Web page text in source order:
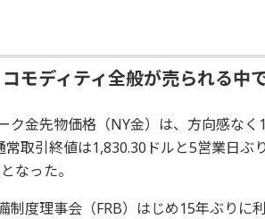
モディティ全般が売られる中
ク金先物価格（NY金）は、方向感なく
常取引終値は1,830.30ドルと5営業日ぶ
なった。
制度理事会（FRB）はじめ15年ぶりに